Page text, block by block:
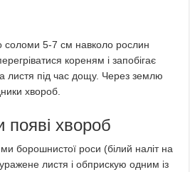
соломи 5-7 см навколо рослин
кореням і запобігає
листя під час дощу. Через землю
хвороб.
хвороб
борошнистої роси (білий наліт на
листя і обприскую одним із